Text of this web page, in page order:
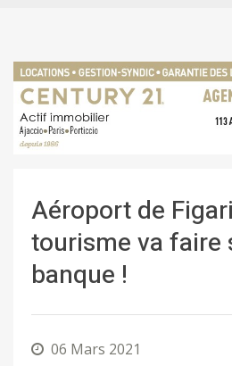
Aéroport de
tourisme va faire
banque !
06 Mars 2021